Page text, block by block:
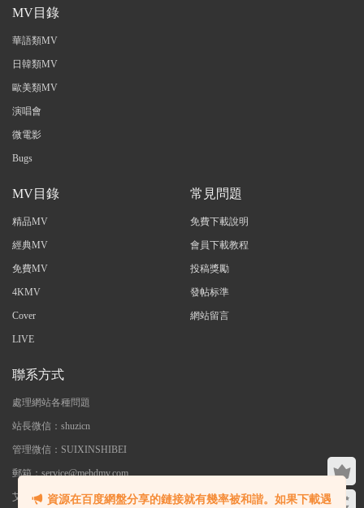
MV目錄
華語類MV
日韓類MV
歐美類MV
演唱會
微電影
Bugs
MV目錄
精品MV
經典MV
免費MV
4KMV
Cover
LIVE
常見問題
免費下載說明
會員下載教程
投稿獎勵
發帖标準
網站留言
聯系方式
處理網站各種問題
站長微信：shuzicn
管理微信：SUIXINSHIBEI
郵箱：service@mehdmv.com
艾木微 - 專注高清無水印MV分享下載
資源在百度網盤分享的鏈接就有幾率被和諧。如果下載遇